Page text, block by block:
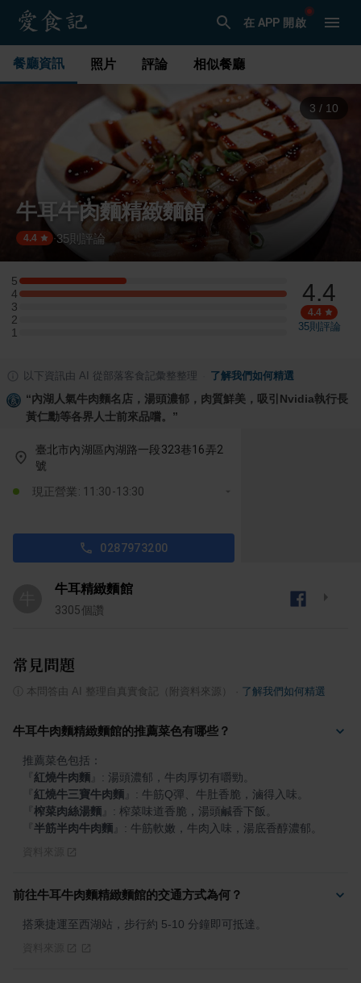
在 APP 開啟
餐廳資訊 照片 評論 相似餐廳
3 / 10
牛耳牛肉麵精緻麵館
4.4 ·35 則評論
5
5 星：2 則評論
4
4 星：5 則評論
3
3 星：0 則評論
2
2 星：0 則評論
1
1 星：0 則評論
4.4
4.4
35則評論
以下資訊由 AI 從部落客食記彙整整理 了解我們如何精選
“內湖人氣牛肉麵名店，湯頭濃郁，肉質鮮美，吸引Nvidia執行長
黃仁勳等各界人士前來品嚐。 ”
臺北市內湖區內湖路一段323巷16弄2
號
現正營業: 11:30-13:30
0287973200
牛耳精緻麵館
3305個讚
常見問題
本問答由 AI 整理自真實食記（附資料來源） 了解我們如何精選
牛耳牛肉麵精緻麵館的推薦菜色有哪些？
紅燒牛肉麵
紅燒牛三寶牛肉麵
榨菜肉絲湯麵
半筋半肉牛肉麵 : 牛筋軟嫩，牛肉入味，湯底香醇濃郁。
前往牛耳牛肉麵精緻麵館的交通方式為何？
搭乘捷運至西湖站，步行約 5-10 分鐘即可抵達。